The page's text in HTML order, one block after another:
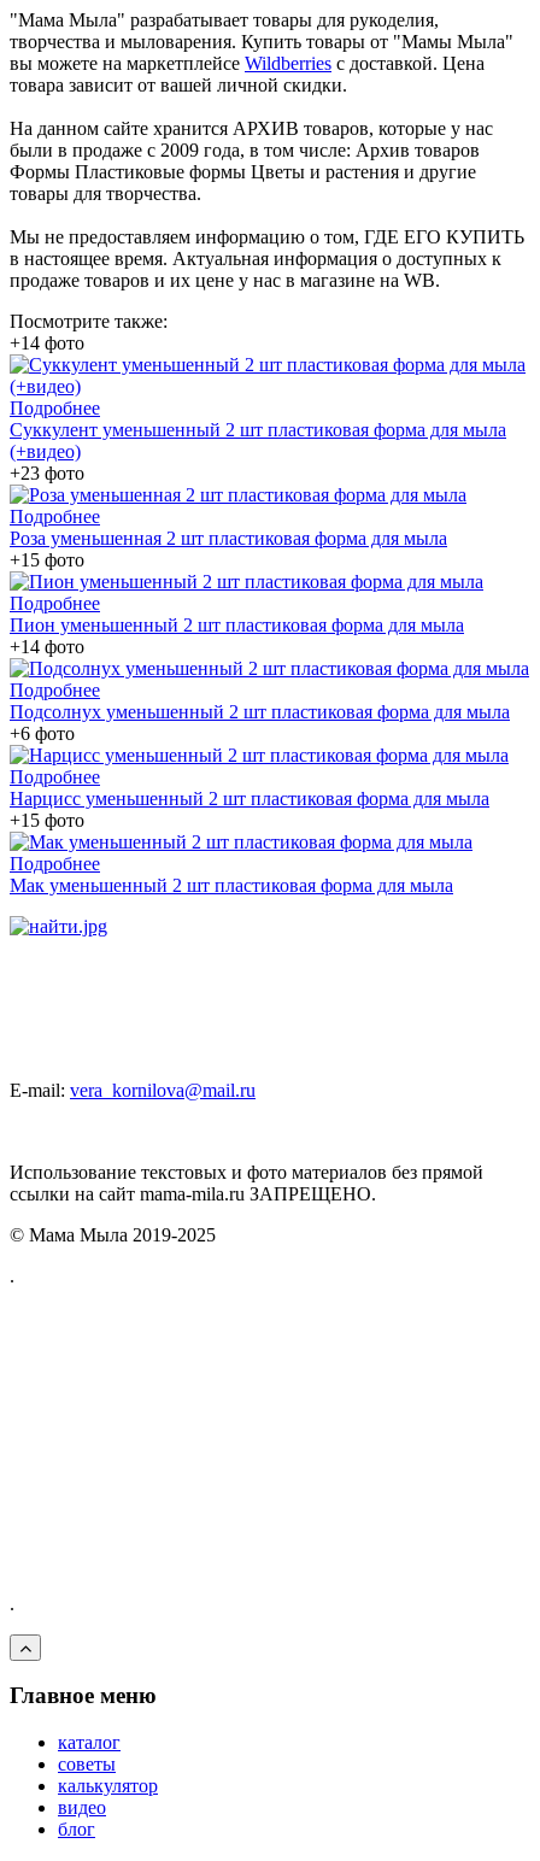
"Мама Мыла" разрабатывает товары для рукоделия,
творчества и мыловарения. Купить товары от "Мамы Мыла"
вы можете на маркетплейсе Wildberries с доставкой. Цена
товара зависит от вашей личной скидки.
На данном сайте хранится АРХИВ товаров, которые у нас
были в продаже с 2009 года, в том числе: Архив товаров
Формы Пластиковые формы Цветы и растения и другие
товары для творчества.
Мы не предоставляем информацию о том, ГДЕ ЕГО КУПИТЬ
в настоящее время. Актуальная информация о доступных к
продаже товаров и их цене у нас в магазине на WB.
Посмотрите также:
+14 фото
Подробнее
Суккулент уменьшенный 2 шт пластиковая форма для мыла
(+видео)
+23 фото
Подробнее
Роза уменьшенная 2 шт пластиковая форма для мыла
+15 фото
Подробнее
Пион уменьшенный 2 шт пластиковая форма для мыла
+14 фото
Подробнее
Подсолнух уменьшенный 2 шт пластиковая форма для мыла
+6 фото
Подробнее
Нарцисс уменьшенный 2 шт пластиковая форма для мыла
+15 фото
Подробнее
Мак уменьшенный 2 шт пластиковая форма для мыла
E-mail: vera_kornilova@mail.ru
Использование текстовых и фото материалов без прямой
ссылки на сайт mama-mila.ru ЗАПРЕЩЕНО.
© Мама Мыла 2019-2025
.
.
Главное меню
каталог
советы
калькулятор
видео
блог